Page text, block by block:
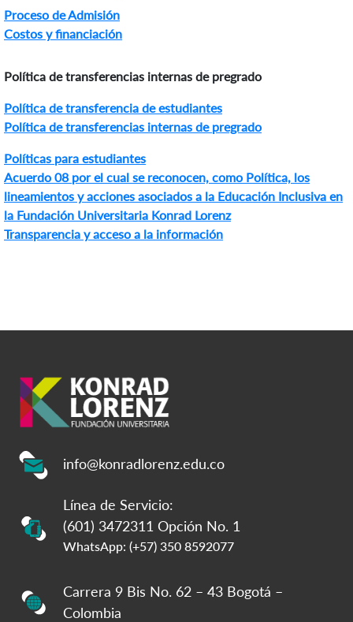
Proceso de Admisión
Costos y financiación
Política detransferencias internas de pregrado
Política detransferencia de estudiantes
Política de transferencias internas de pregrado
Políticas para estudiantes
Acuerdo 08 por el cual se reconocen, como Política, los
lineamientos y acciones asociados a la Educación Inclusiva en
la Fundación Universitaria Konrad Lorenz
Transparencia y acceso a la información
info@konradlorenz.edu.co
Línea de Servicio:
(601) 3472311 Opción No. 1
WhatsApp: (+57) 350 8592077
Carrera 9 Bis No. 62 – 43 Bogotá –
Colombia